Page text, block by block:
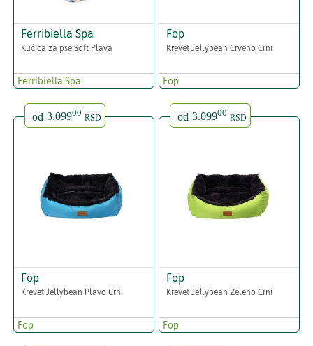
Ferribiella Spa
Kućica za pse Soft Plava
Ferribiella Spa
Fop
Krevet Jellybean Crveno Crni
Fop
od 3.09900 RSD
Fop
Krevet Jellybean Plavo Crni
Fop
od 3.09900 RSD
Fop
Krevet Jellybean Zeleno Crni
Fop